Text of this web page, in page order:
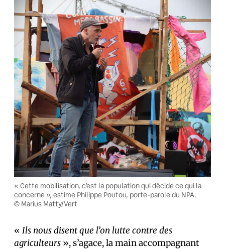
« Cette mobilisation, c’est la population qui décide ce qui la
concerne », estime Philippe Poutou, porte-parole du NPA.
© Marius Matty/Vert
« Ils nous disent que l’on lutte contre des
agriculteurs », s’agace, la main accompagnant